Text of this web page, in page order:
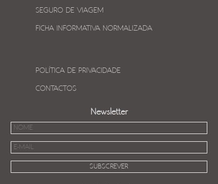
SEGURO DE VIAGEM
FICHA INFORMATIVA NORMALIZADA
POLÍTICA DE PRIVACIDADE
CONTACTOS
Newsletter